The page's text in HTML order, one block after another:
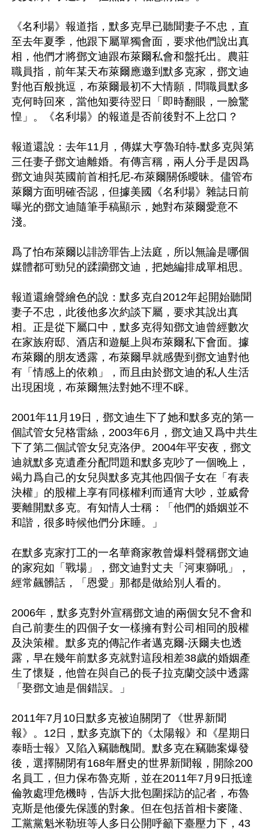
《名利場》報道指，默多克早已聽聞妻子不忠，直
至去年夏季，他跟下屬單獨會面，要求他們說出真
相，他們才將鄧文迪跟布萊爾私會和盤托出。農莊
職員指，前年某天布萊爾應邀到默多克家，鄧文迪
對他百般挑逗，布萊爾最初不大情願，問職員默多
克何時回來，當他知要待翌日「即時翻眼，一臉驚
惶」。《名利場》的報道是否前後對不上岔口？
報道還說：去年11月，傳媒大亨魯珀特-默多克與第
三任妻子鄧文迪離婚。有傳言稱，兩人分手是因爲
鄧文迪與英國前首相托尼-布萊爾關係曖昧。儘管布
萊爾方面明確否認，但據美國《名利場》雜誌日前
曝光的鄧文迪隨筆手稿顯示，她對布萊爾愛意不
淺。
爲了怕布萊爾以誹謗罪告上法庭，所以無論是哪個
媒體都可勁兒的蹂躪鄧文迪，把她編排成單相思。
報道還繪聲繪色的說：默多克自2012年起開始聽聞
妻子不忠，此後他多次約談下屬，要求其說出真
相。正是從下屬口中，默多克得知鄧文迪曾經數次
在家族府邸、酒店和遊艇上與布萊爾私下會面。據
布萊爾的朋友透露，布萊爾早就感覺到鄧文迪對他
有「情感上的依賴」，而且由於鄧文迪的私人生活
出現困境，布萊爾無法對她不理不睬。
2001年11月19日，鄧文迪生下了她和默多克的第一
個試管女兒格雷絲，2003年6月，鄧文迪又爲中共生
下了第二個試管女兒克洛伊。2004年平安夜，鄧文
迪就默多克遺產分配問題和默多克吵了一個晚上，
竭力爲自己的女兒與默多克其他四個子女在「有表
決權」的股權上享有同樣權利而通宵大吵，並威脅
要離開默多克。有知情人士稱：「他們的婚姻並不
和諧，很多時候他們分床睡。」
在默多克家打工的一名華裔家教曾爆料聲稱鄧文迪
的家宛如「戰場」，鄧文迪對丈夫「河東獅吼」，
經常飆髒話，「恩愛」那都是做給別人看的。
2006年，默多克對外宣稱鄧文迪的兩個女兒不會和
自己前妻生的四個子女一樣擁有對公司相同的股權
及決策權。默多克的傳記作者邁克爾-沃爾夫也透
露，早在幾年前默多克就對這段相差38歲的婚姻產
生了懷疑，他曾在與自己的長子拉克蘭交談中透露
「娶鄧文迪是個錯誤。」
2011年7月10日默多克被迫關閉了《世界新聞
報》。12日，默多克旗下的《太陽報》和《星期日
泰晤士報》又陷入竊聽醜聞。默多克在竊聽案爆發
後，選擇關閉有168年曆史的世界新聞報，開除200
名員工，但力保布魯克斯，並在2011年7月9日抵達
倫敦處理危機時，告訴大批包圍採訪的記者，布魯
克斯是他優先保護的對象。但在包括首相卡麥隆、
工黨黨魁米勒班等人多日公開呼籲下臺壓力下，43